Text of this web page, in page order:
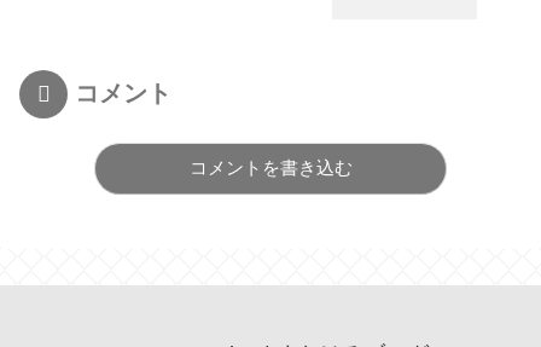
コメント
コメントを書き込む